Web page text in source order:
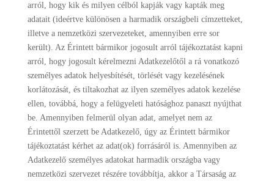
arról, hogy kik és milyen célból kapják vagy kapták meg
adatait (ideértve különösen a harmadik országbeli címzetteket,
illetve a nemzetközi szervezeteket, amennyiben erre sor
került). Az Érintett bármikor jogosult arról tájékoztatást kapni
arról, hogy jogosult kérelmezni Adatkezelőtől a rá vonatkozó
személyes adatok helyesbítését, törlését vagy kezelésének
korlátozását, és tiltakozhat az ilyen személyes adatok kezelése
ellen, továbbá, hogy a felügyeleti hatósághoz panaszt nyújthat
be. Amennyiben felmerül olyan adat, amelyet nem az
Érintettől szerzett be Adatkezelő, úgy az Érintett bármikor
tájékoztatást kérhet az adat(ok) forrásáról is. Amennyiben az
Adatkezelő személyes adatokat harmadik országba vagy
nemzetközi szervezet részére továbbítja, akkor a Társaság az